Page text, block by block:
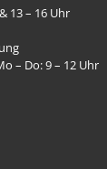
13 – 16 Uhr
– Do: 9 – 12 Uhr